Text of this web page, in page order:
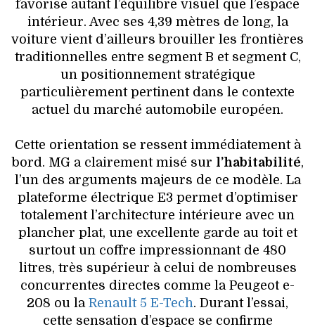
favorise autant l’équilibre visuel que l’espace
intérieur. Avec ses 4,39 mètres de long, la
voiture vient d’ailleurs brouiller les frontières
traditionnelles entre segment B et segment C,
un positionnement stratégique
particulièrement pertinent dans le contexte
actuel du marché automobile européen.
Cette orientation se ressent immédiatement à
bord. MG a clairement misé sur l’habitabilité,
l’un des arguments majeurs de ce modèle. La
plateforme électrique E3 permet d’optimiser
totalement l’architecture intérieure avec un
plancher plat, une excellente garde au toit et
surtout un coffre impressionnant de 480
litres, très supérieur à celui de nombreuses
concurrentes directes comme la Peugeot e-
208 ou la Renault 5 E-Tech. Durant l’essai,
cette sensation d’espace se confirme